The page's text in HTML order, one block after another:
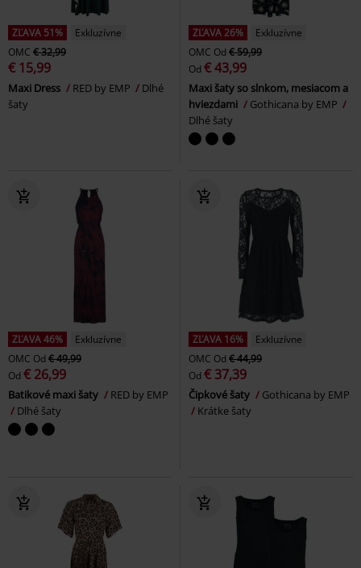
ZĽAVA 51%
Exkluzívne
OMC € 32,99
€ 15,99
Maxi Dress RED by EMP
Dlhé
šaty
ZĽAVA 26%
Exkluzívne
OMC Od € 59,99
Od € 43,99
Maxi šaty so slnkom, mesiacom a
hviezdami
Gothicana by EMP
Dlhé šaty
ZĽAVA 46%
Exkluzívne
OMC Od € 49,99
Od € 26,99
Batikové maxi šaty
RED by EMP
Dlhé šaty
ZĽAVA 16%
Exkluzívne
OMC Od € 44,99
Od € 37,39
Čipkové šaty
Gothicana by EMP
Krátke šaty